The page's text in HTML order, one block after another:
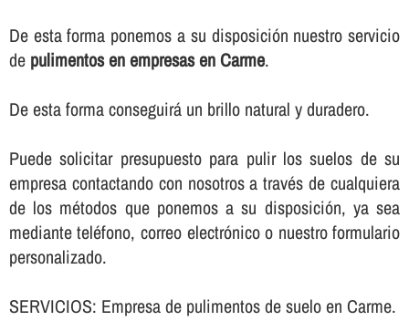
De esta forma ponemos a su disposición nuestro servicio
de pulimentos en empresas en Carme.
De esta forma conseguirá un brillo natural y duradero.
Puede solicitar presupuesto para pulir los suelos de su
empresa contactando con nosotros a través de cualquiera
de los métodos que ponemos a su disposición, ya sea
mediante teléfono, correo electrónico o nuestro formulario
personalizado.
SERVICIOS: Empresa de pulimentos de suelo en Carme.